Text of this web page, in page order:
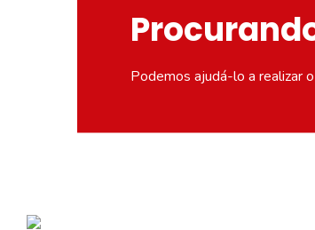
Podemos ajudá-lo a realizar